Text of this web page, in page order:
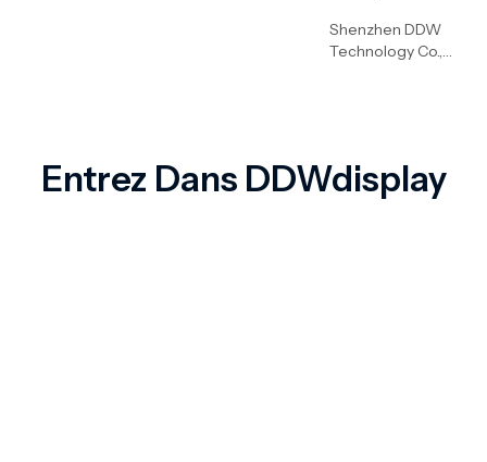
Shenzhen DDW
Technology Co.,
Shenzhen,...
Entrez Dans DDWdisplay